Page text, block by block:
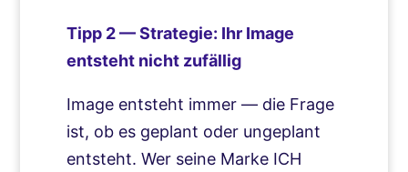
Tipp 2 — Strategie: Ihr Image
entsteht nicht zufällig
Image entsteht immer — die Frage
ist, ob es geplant oder ungeplant
entsteht. Wer seine Marke ICH